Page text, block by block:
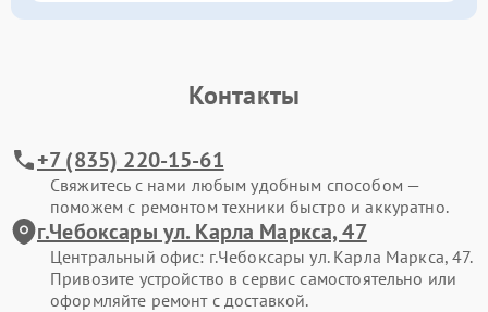
Контакты
+7 (835) 220-15-61
Свяжитесь с нами любым удобным способом —
поможем с ремонтом техники быстро и аккуратно.
г.Чебоксары ул. Карла Маркса, 47
Центральный офис: г.Чебоксары ул. Карла Маркса, 47.
Привозите устройство в сервис самостоятельно или
оформляйте ремонт с доставкой.